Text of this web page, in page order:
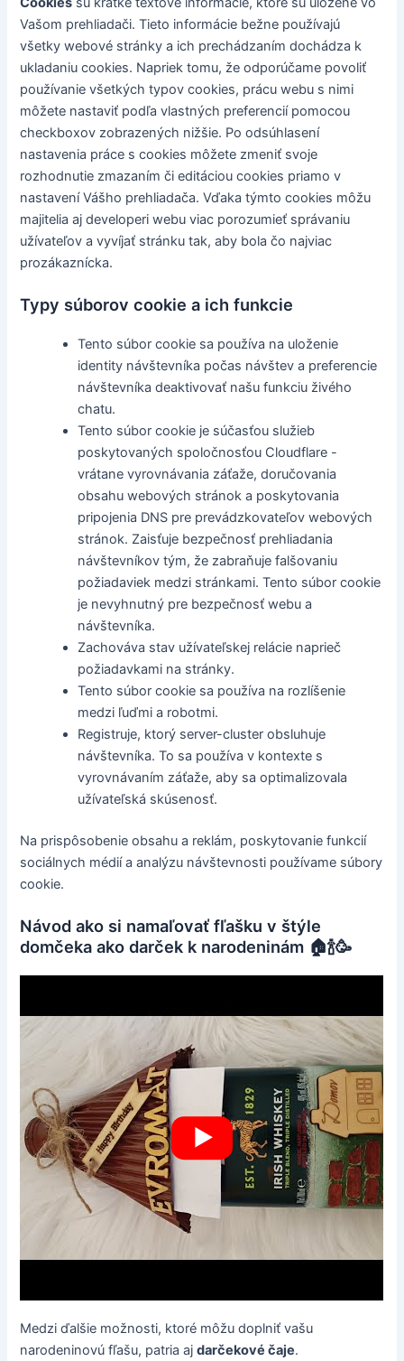
Vašom prehliadači. Tieto informácie bežne používajú
všetky webové stránky a ich prechádzaním dochádza k
ukladaniu cookies. Napriek tomu, že odporúčame povoliť
používanie všetkých typov cookies, prácu webu s nimi
môžete nastaviť podľa vlastných preferencií pomocou
checkboxov zobrazených nižšie. Po odsúhlasení
nastavenia práce s cookies môžete zmeniť svoje
rozhodnutie zmazaním či editáciou cookies priamo v
nastavení Vášho prehliadača. Vďaka týmto cookies môžu
majitelia aj developeri webu viac porozumieť správaniu
užívateľov a vyvíjať stránku tak, aby bola čo najviac
prozákaznícka.
Typy súborov cookie a ich funkcie
Tento súbor cookie sa používa na uloženie
identity návštevníka počas návštev a preferencie
návštevníka deaktivovať našu funkciu živého
chatu.
Tento súbor cookie je súčasťou služieb
poskytovaných spoločnosťou Cloudflare -
vrátane vyrovnávania záťaže, doručovania
obsahu webových stránok a poskytovania
pripojenia DNS pre prevádzkovateľov webových
stránok. Zaisťuje bezpečnosť prehliadania
návštevníkov tým, že zabraňuje falšovaniu
požiadaviek medzi stránkami. Tento súbor cookie
je nevyhnutný pre bezpečnosť webu a
návštevníka.
Zachováva stav užívateľskej relácie naprieč
požiadavkami na stránky.
Tento súbor cookie sa používa na rozlíšenie
medzi ľuďmi a robotmi.
Registruje, ktorý server-cluster obsluhuje
návštevníka. To sa používa v kontexte s
vyrovnávaním záťaže, aby sa optimalizovala
užívateľská skúsenosť.
Na prispôsobenie obsahu a reklám, poskytovanie funkcií
sociálnych médií a analýzu návštevnosti používame súbory
cookie.
Návod ako si namaľovať fľašku v štýle
domčeka ako darček k narodeninám 🏠🍾🥳
Medzi ďalšie možnosti, ktoré môžu doplniť vašu
narodeninovú fľašu, patria ajdarčekové čaje.